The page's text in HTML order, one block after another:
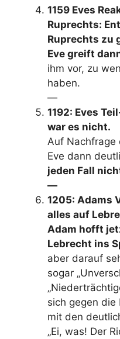
1159 Eves
Ruprechts:
Ruprechts zu
Eve greift
ihm vor, zu
haben.
—
1192: Eves
war es nicht.
Auf Nachfrage
Eve dann
jeden Fall
—
1205: Adams
alles auf
Adam hofft
Lebrecht ins
aber darauf
sogar
sich gegen die
mit den
„Ei, was! Der